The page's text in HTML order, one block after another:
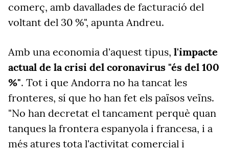
comerç, amb davallades de facturació del
voltant del 30 %", apunta Andreu.
Amb una economia d'aquest tipus, l'impacte
actual de la crisi del coronavirus "és del 100
%". Tot i que Andorra no ha tancat les
fronteres, sí que ho han fet els països veïns.
"No han decretat el tancament perquè quan
tanques la frontera espanyola i francesa, i a
més atures tota l'activitat comercial i